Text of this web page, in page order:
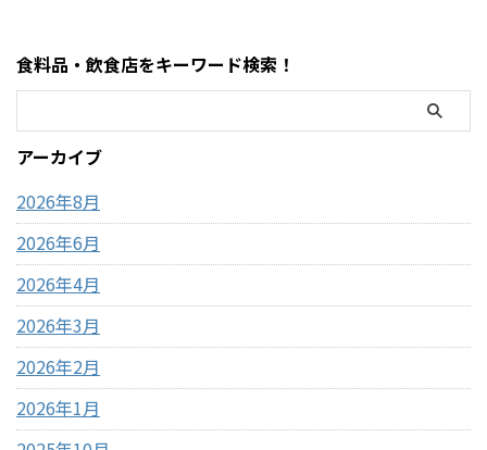
大きなぬいぐるみ。この記事
では、コストコで販売されて
種類、価格、魅力、どんな人
におすすめなのかを、表やリ
く整理しました。購入前 ...
結論・コストコ店舗内にATMが
ある場合もあるが「必ずある
わけではない」・基本はキャ
ッシュレス（クレジットカー
食料品・飲食店をキーワード検索！
アーカイブ
2026年8月
2026年6月
2026年4月
2026年3月
2026年2月
2026年1月